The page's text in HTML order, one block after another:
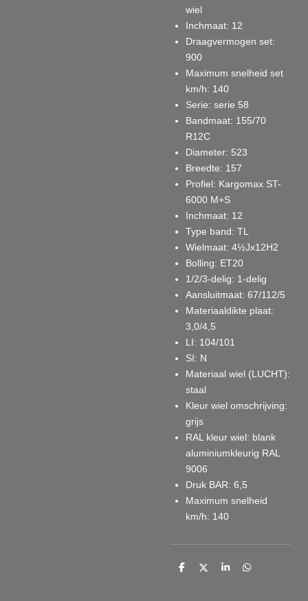
wiel
Inchmaat: 12
Draagvermogen set:
900
Maximum snelheid set
km/h: 140
Serie: serie 58
Bandmaat: 155/70
R12C
Diameter: 523
Breedte: 157
Profiel: Kargomax ST-
6000 M+S
Inchmaat: 12
Type band: TL
Wielmaat: 4½Jx12H2
Bolling: ET20
1/2/3-delig: 1-delig
Aansluitmaat: 67/112/5
Materiaaldikte plaat:
3,0/4,5
LI: 104/101
SI: N
Materiaal wiel (LUCHT):
staal
Kleur wiel omschrijving:
grijs
RAL kleur wiel: blank
aluminiumkleurig RAL
9006
Druk BAR: 6,5
Maximum snelheid
km/h: 140
D
D
S
D